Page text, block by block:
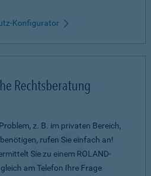
Konfigurator
Rechtsberatung
z. B. im privaten Bereich,
rufen Sie einfach an!
Sie zu einem ROLAND-
am Telefon Ihre Frage